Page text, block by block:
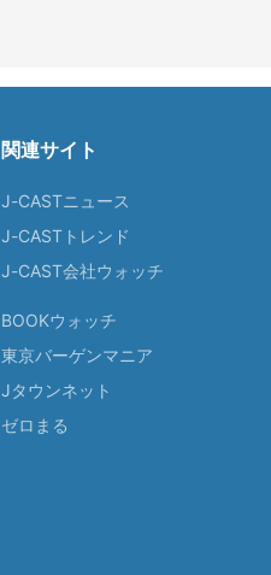
関連サイト
J-CASTニュース
J-CASTトレンド
J-CAST会社ウォッチ
BOOKウォッチ
東京バーゲンマニア
Jタウンネット
ゼロまる